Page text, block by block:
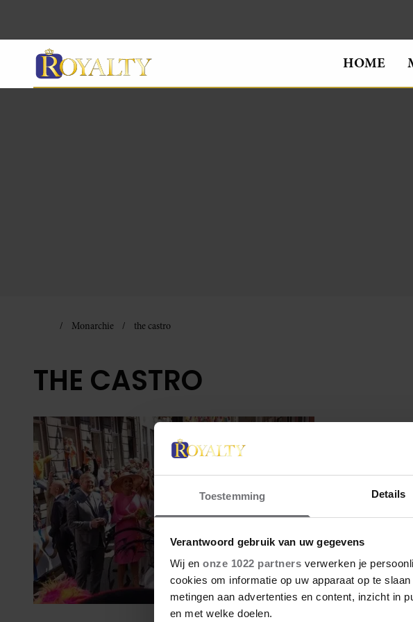
Toestemming Details
Verantwoord gebruik van uw gegevens
Wij en onze 1022 partners verwerken je
cookies om informatie op uw apparaat op te
metingen aan advertenties en content, inzicht in
en met welke doelen.
HOME
Monarchie the castro
THE CASTRO